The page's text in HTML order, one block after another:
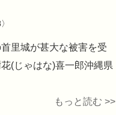
里城が甚大な被害を受
(じゃはな)喜一郎沖縄県
もっと読む >>